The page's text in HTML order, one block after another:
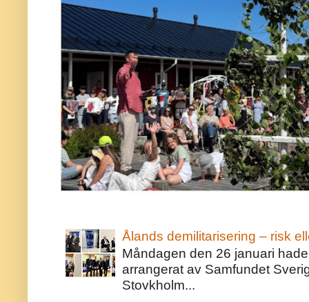
Ålands demilitarisering – risk
Måndagen den 26 januari
arrangerat av Samfundet
Stovkholm...